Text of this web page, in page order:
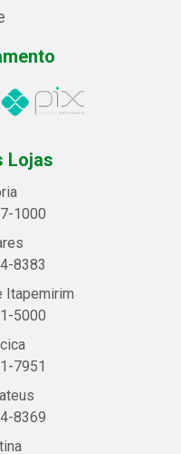
Lojas
1000
8383
Itapemirim
5000
7951
8369